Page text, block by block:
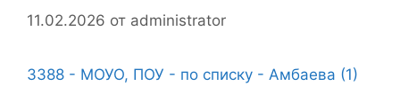
11.02.2026 от administrator
3388 - МОУО, ПОУ - по списку - Амбаева (1)